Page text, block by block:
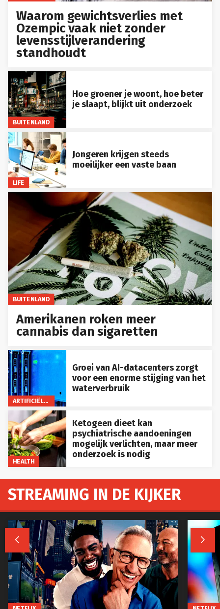
Waarom gewichtsverlies met
Ozempic vaak niet zonder
levensstijlverandering
standhoudt
BUITENLAND
Hoe groener je woont, hoe beter
je slaapt, blijkt uit onderzoek
LIFE
Jongeren krijgen steeds
moeilijker een vaste baan
BUITENLAND
Amerikanen roken meer
cannabis dan sigaretten
ARTIFICIËLE INTELLIGENTIE
Groei van AI-datacenters zorgt
voor een enorme stijging van het
waterverbruik
HEALTH
Ketogeen dieet kan
psychiatrische aandoeningen
mogelijk verlichten, maar meer
onderzoek is nodig
STREAMING IN DE KIJKER
 